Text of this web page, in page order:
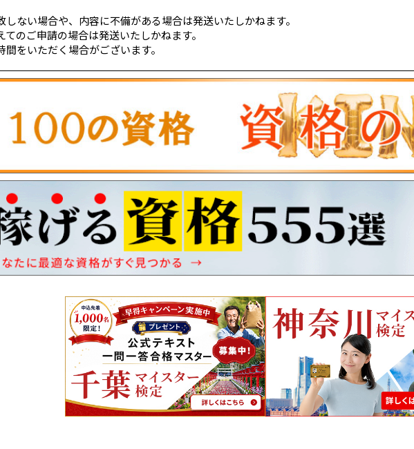
しない場合や、内容に不備がある場合は発送いたしかねます。
のご申請の場合は発送いたしかねます。
をいただく場合がございます。